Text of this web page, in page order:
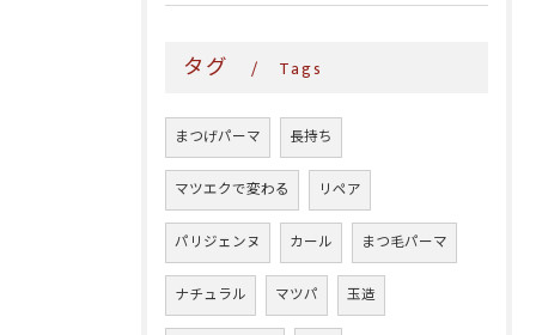
タグ Tags
まつげパーマ 長持ち
マツエクで変わる リペア
パリジェンヌ カール まつ毛パーマ
ナチュラル マツパ 玉造